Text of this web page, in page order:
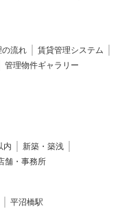
の流れ
賃貸管理システム
管理物件ギャラリー
内
新築・築浅
舗・事務所
平沼橋駅